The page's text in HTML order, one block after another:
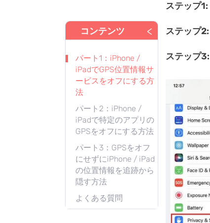
コンテンツ <
パート1：iPhone /
iPadでGPS位置情報サ
ービスをオフにする方
法
パート2：iPhone /
iPadで特定のアプリの
GPSをオフにする方法
パート3：GPSをオフ
にせずにiPhone / iPad
の位置情報を追跡から
隠す方法
よくある質問
ステップ1:
ステップ2:
ステップ3: